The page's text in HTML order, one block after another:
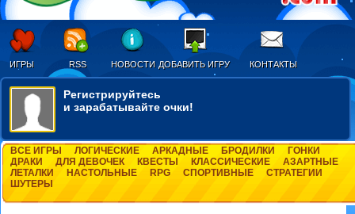
ИГРЫ RSS НОВОСТИ ДОБАВИТЬ ИГРУ КОНТАКТЫ
Регистрируйтесь
и зарабатывайте очки!
ВСЕ ИГРЫ ЛОГИЧЕСКИЕ АРКАДНЫЕ БРОДИЛКИ
ГОНКИ
ДРАКИ
ДЛЯ ДЕВОЧЕК КВЕСТЫ КЛАССИЧЕСКИЕ
АЗАРТНЫЕ
ЛЕТАЛКИ
НАСТОЛЬНЫЕ RPG СПОРТИВНЫЕ
СТРАТЕГИИ
ШУТЕРЫ